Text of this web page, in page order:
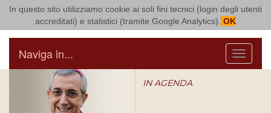
In questo sito utilizziamo cookie ai soli fini tecnici (login degli utenti
accreditati) e statistici (tramite Google Analytics). OK
Arcidiocesi di Bari Bitonto
Menu
Naviga in...
IN AGENDA